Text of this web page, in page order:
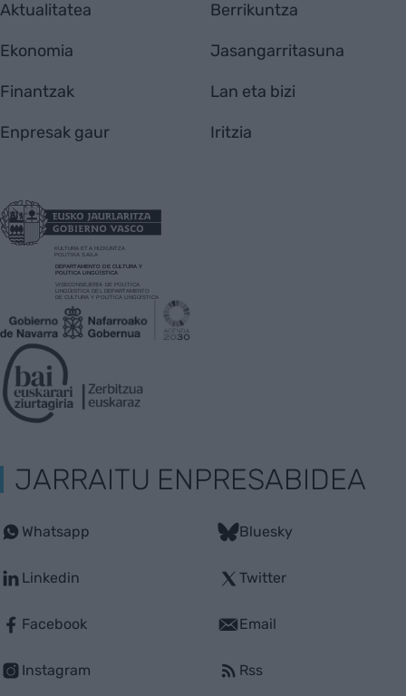
Aktualitatea
Ekonomia
Finantzak
Enpresak gaur
Berrikuntza
Jasangarritasuna
Lan eta bizi
Iritzia
JARRAITU ENPRESABIDEA
Whatsapp
Linkedin
Facebook
Instagram
Bluesky
Twitter
Email
Rss